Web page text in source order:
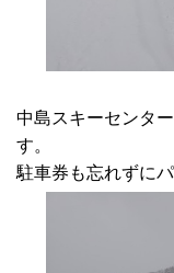
中島スキーセンタ
す。
駐車券も忘れずに